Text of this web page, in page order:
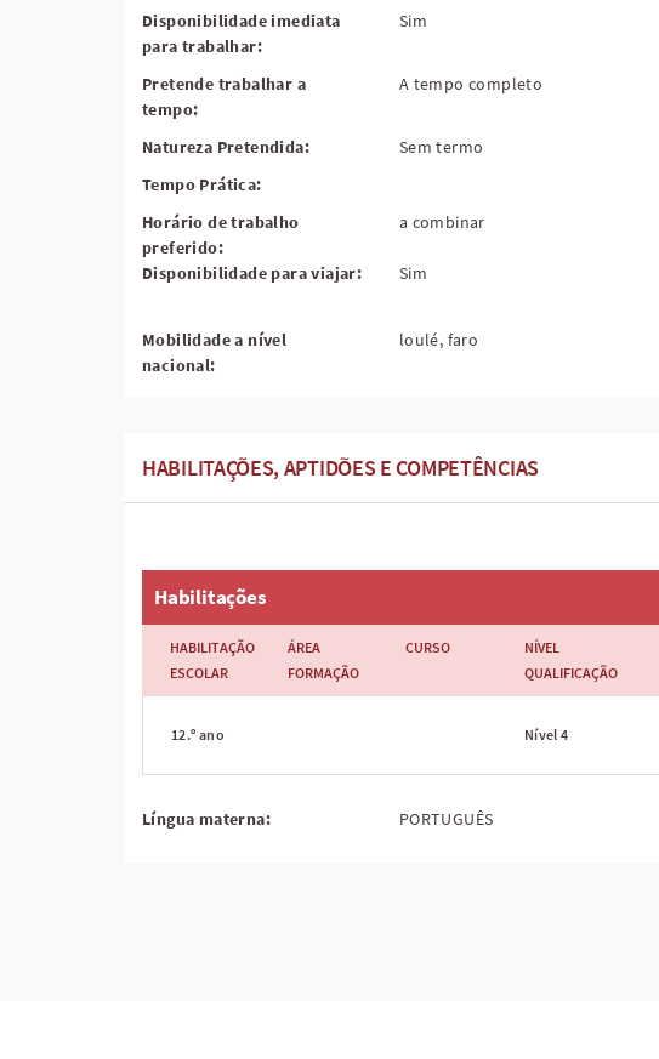
Disponibilidade imediata
para trabalhar:
Sim
Pretende trabalhar a
tempo:
A tempo completo
Natureza Pretendida:
Sem termo
Tempo Prática:
Horário de trabalho
preferido:
a combinar
Disponibilidade para viajar: Sim
Mobilidade a nível
nacional:
loulé, faro
HABILITAÇÕES, APTIDÕES E COMPETÊNCIAS
Habilitações
HABILITAÇÃO
ESCOLAR
ÁREA
FORMAÇÃO
CURSO
NÍVEL
QUALIFICAÇÃO
12.º ano Nível 4
Língua materna: PORTUGUÊS